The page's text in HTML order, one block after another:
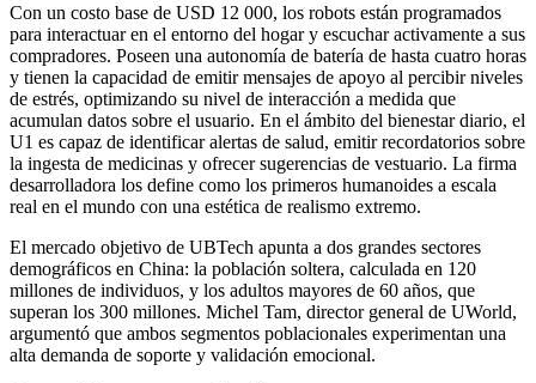
Con un costo base de USD 12 000, los robots están programados
para interactuar en el entorno del hogar y escuchar activamente a sus
compradores. Poseen una autonomía de batería de hasta cuatro horas
y tienen la capacidad de emitir mensajes de apoyo al percibir niveles
de estrés, optimizando su nivel de interacción a medida que
acumulan datos sobre el usuario. En el ámbito del bienestar diario, el
U1 es capaz de identificar alertas de salud, emitir recordatorios sobre
la ingesta de medicinas y ofrecer sugerencias de vestuario. La firma
desarrolladora los define como los primeros humanoides a escala
real en el mundo con una estética de realismo extremo.
El mercado objetivo de UBTech apunta a dos grandes sectores
demográficos en China: la población soltera, calculada en 120
millones de individuos, y los adultos mayores de 60 años, que
superan los 300 millones. Michel Tam, director general de UWorld,
argumentó que ambos segmentos poblacionales experimentan una
alta demanda de soporte y validación emocional.